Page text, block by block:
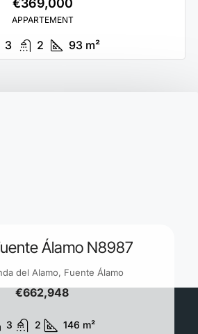
€369,000
APPARTEMENT
3 2 93 m²
Álamo N8987
del Alamo, Fuente Álamo
€662,948
3 2 146 m²